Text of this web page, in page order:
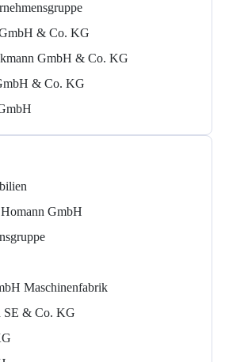
& Co. KG
GmbH & Co. KG
& Co. KG
GmbH
Maschinenfabrik
SE & Co. KG